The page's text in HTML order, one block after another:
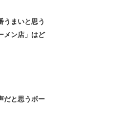
うまいと思う
メン店」はど
だと思うボー